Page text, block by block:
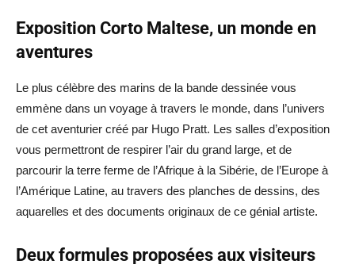
Exposition Corto Maltese, un monde en
aventures
Le plus célèbre des marins de la bande dessinée vous
emmène dans un voyage à travers le monde, dans l’univers
de cet aventurier créé par Hugo Pratt. Les salles d’exposition
vous permettront de respirer l’air du grand large, et de
parcourir la terre ferme de l’Afrique à la Sibérie, de l’Europe à
l’Amérique Latine, au travers des planches de dessins, des
aquarelles et des documents originaux de ce génial artiste.
Deux formules proposées aux visiteurs